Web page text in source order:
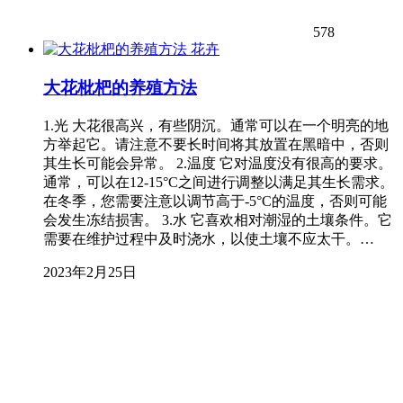
578
花卉
大花枇杷的养殖方法
1.光 大花很高兴，有些阴沉。通常可以在一个明亮的地
方举起它。请注意不要长时间将其放置在黑暗中，否则
其生长可能会异常。 2.温度 它对温度没有很高的要求。
通常，可以在12-15°C之间进行调整以满足其生长需求。
在冬季，您需要注意以调节高于-5°C的温度，否则可能
会发生冻结损害。 3.水 它喜欢相对潮湿的土壤条件。它
需要在维护过程中及时浇水，以使土壤不应太干。…
2023年2月25日